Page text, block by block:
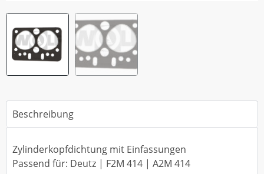
Beschreibung
Zylinderkopfdichtung mit Einfassungen
Passend für: Deutz | F2M 414 | A2M 414